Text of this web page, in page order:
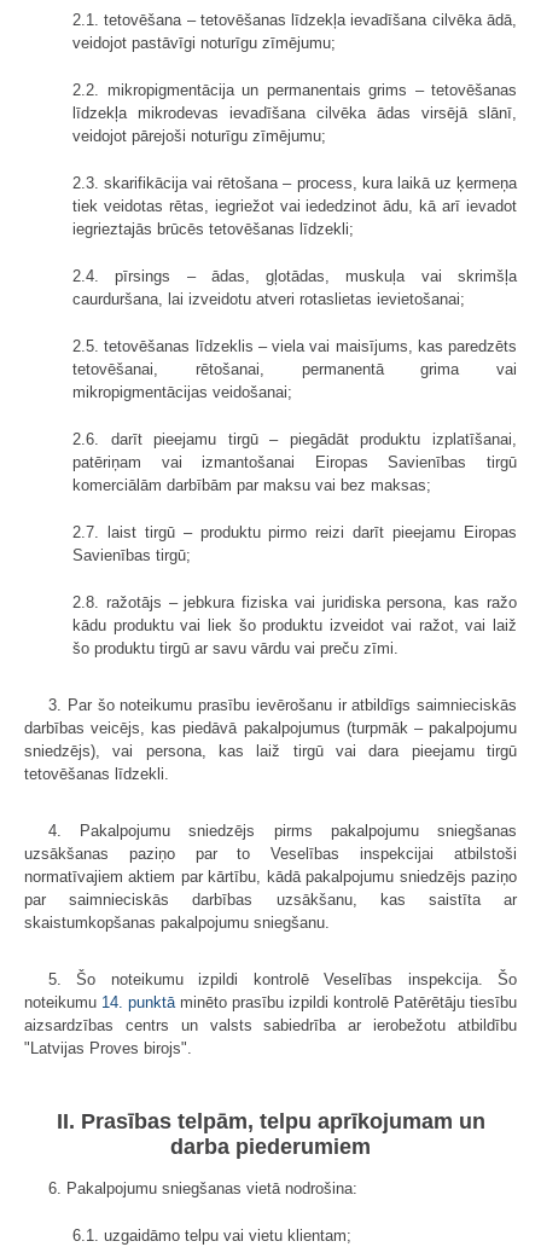
2.1. tetovēšana – tetovēšanas līdzekļa ievadīšana cilvēka ādā,
veidojot pastāvīgi noturīgu zīmējumu;
2.2. mikropigmentācija un permanentais grims – tetovēšanas
līdzekļa mikrodevas ievadīšana cilvēka ādas virsējā slānī,
veidojot pārejoši noturīgu zīmējumu;
2.3. skarifikācija vai rētošana – process, kura laikā uz ķermeņa
tiek veidotas rētas, iegriežot vai iededzinot ādu, kā arī ievadot
iegrieztajās brūcēs tetovēšanas līdzekli;
2.4. pīrsings – ādas, gļotādas, muskuļa vai skrimšļa
caurduršana, lai izveidotu atveri rotaslietas ievietošanai;
2.5. tetovēšanas līdzeklis – viela vai maisījums, kas paredzēts
tetovēšanai, rētošanai, permanentā grima vai
mikropigmentācijas veidošanai;
2.6. darīt pieejamu tirgū – piegādāt produktu izplatīšanai,
patēriņam vai izmantošanai Eiropas Savienības tirgū
komerciālām darbībām par maksu vai bez maksas;
2.7. laist tirgū – produktu pirmo reizi darīt pieejamu Eiropas
Savienības tirgū;
2.8. ražotājs – jebkura fiziska vai juridiska persona, kas ražo
kādu produktu vai liek šo produktu izveidot vai ražot, vai laiž
šo produktu tirgū ar savu vārdu vai preču zīmi.
3. Par šo noteikumu prasību ievērošanu ir atbildīgs saimnieciskās
darbības veicējs, kas piedāvā pakalpojumus (turpmāk – pakalpojumu
sniedzējs), vai persona, kas laiž tirgū vai dara pieejamu tirgū
tetovēšanas līdzekli.
4. Pakalpojumu sniedzējs pirms pakalpojumu sniegšanas
uzsākšanas paziņo par to Veselības inspekcijai atbilstoši
normatīvajiem aktiem par kārtību, kādā pakalpojumu sniedzējs paziņo
par saimnieciskās darbības uzsākšanu, kas saistīta ar
skaistumkopšanas pakalpojumu sniegšanu.
5. Šo noteikumu izpildi kontrolē Veselības inspekcija. Šo
noteikumu 14. punktāminēto prasību izpildi kontrolē Patērētāju tiesību
aizsardzības centrs un valsts sabiedrība ar ierobežotu atbildību
"Latvijas Proves birojs".
II. Prasības telpām, telpu aprīkojumam un
darba piederumiem
6. Pakalpojumu sniegšanas vietā nodrošina:
6.1. uzgaidāmo telpu vai vietu klientam;